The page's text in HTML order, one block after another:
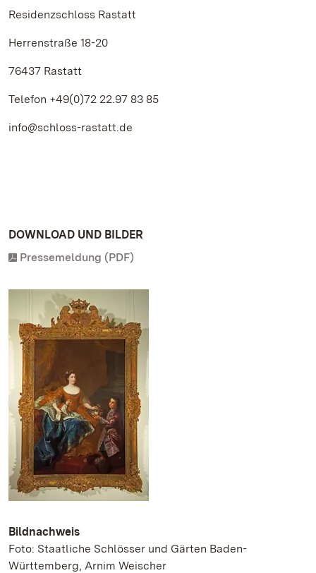
Residenzschloss Rastatt
Herrenstraße 18-20
76437 Rastatt
Telefon +49(0)72 22.97 83 85
info@schloss-rastatt.de
DOWNLOAD UND BILDER
Pressemeldung (PDF)
Bildnachweis
Foto: Staatliche Schlösser und Gärten Baden-
Württemberg, Arnim Weischer